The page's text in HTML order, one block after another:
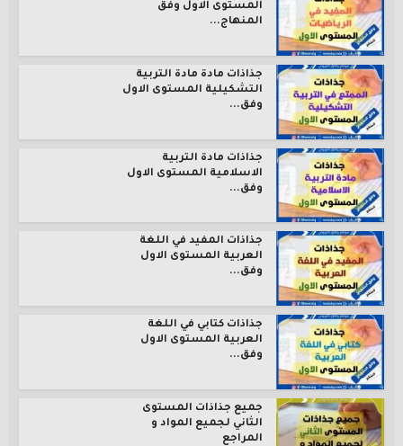
المستوى الاول وفق
المنهاج...
جذاذات مادة مادة التربية
التشكيلية المستوى الاول
وفق...
جذاذات مادة التربية
الاسلامية المستوى الاول
وفق...
جذاذات المفيد في اللغة
العربية المستوى الاول
وفق...
جذاذات كتابي في اللغة
العربية المستوى الاول
وفق...
جميع جذاذات المستوى
الثاني لجميع المواد و
المراجع